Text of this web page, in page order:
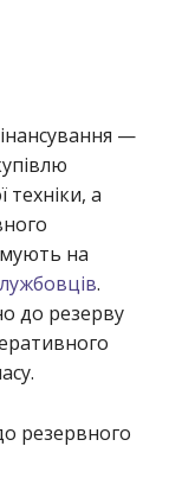
—
техніки, а
на
.
до резерву
резервного